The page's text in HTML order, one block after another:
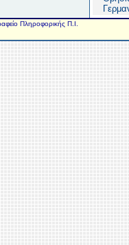
Πληροφορικής Π.Ι.